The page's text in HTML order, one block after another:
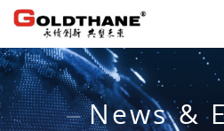
News &